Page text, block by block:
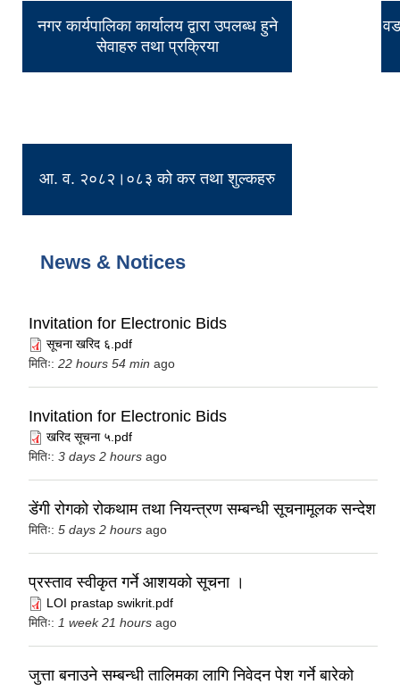
नगर कार्यपालिका कार्यालय द्वारा उपलब्ध हुने
सेवाहरु तथा प्रक्रिया
आ. व. २०८२।०८३ को कर तथा शुल्कहरु
News & Notices
Invitation for Electronic Bids
सूचना खरिद ६.pdf
मितिः: 22 hours 54 min ago
Invitation for Electronic Bids
खरिद सूचना ५.pdf
मितिः: 3 days 2 hours ago
डेंगी रोगको रोकथाम तथा नियन्त्रण सम्बन्धी सूचनामूलक सन्देश
मितिः: 5 days 2 hours ago
प्रस्ताव स्वीकृत गर्ने आशयको सूचना ।
LOI prastap swikrit.pdf
मितिः: 1 week 21 hours ago
जुत्ता बनाउने सम्बन्धी तालिमका लागि निवेदन पेश गर्ने बारेको